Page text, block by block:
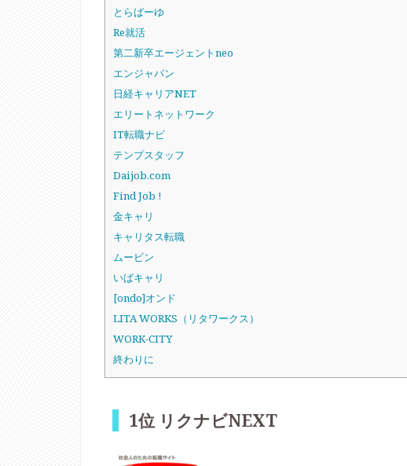
とらばーゆ
Re就活
第二新卒エージェントneo
エンジャパン
日経キャリアNET
エリートネットワーク
IT転職ナビ
テンプスタッフ
Daijob.com
Find Job !
金キャリ
キャリタス転職
ムービン
いばキャリ
[ondo]オンド
LITA WORKS（リタワークス）
WORK-CITY
終わりに
1位 リクナビNEXT